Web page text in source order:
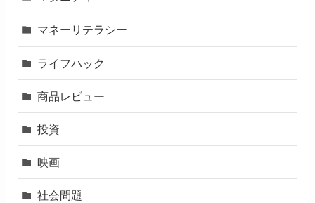
マネーリテラシー
ライフハック
商品レビュー
投資
映画
社会問題